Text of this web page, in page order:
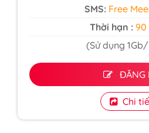
SMS:Free
Thời hạn :90
(Sử dụng
ĐĂNG
Chi